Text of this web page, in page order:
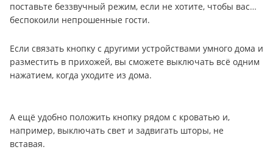
поставьте беззвучный режим, если не хотите, чтобы вас
беспокоили непрошенные гости.
Если связать кнопку с другими устройствами умного дома и
разместить в прихожей, вы сможете выключать всё одним
нажатием, когда уходите из дома.
А ещё удобно положить кнопку рядом с кроватью и,
например, выключать свет и задвигать шторы, не
вставая.